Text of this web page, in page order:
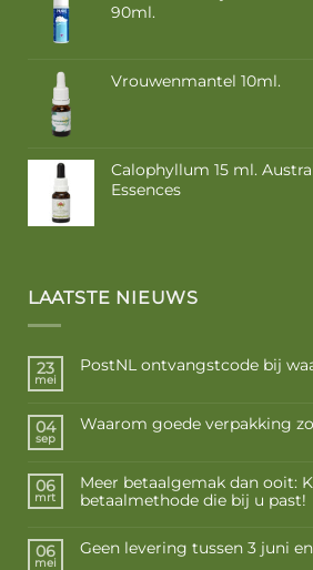
90ml.
Vrouwenmantel 10ml.
Calophyllum 15 ml.
Essences
LAATSTE NIEUWS
23
mei
PostNL ontvangstcode bij
04
sep
Waarom goede verpakking
06
mrt
Meer betaalgemak dan ooit:
betaalmethode die bij u past!
06
mei
Geen levering tussen 3 juni